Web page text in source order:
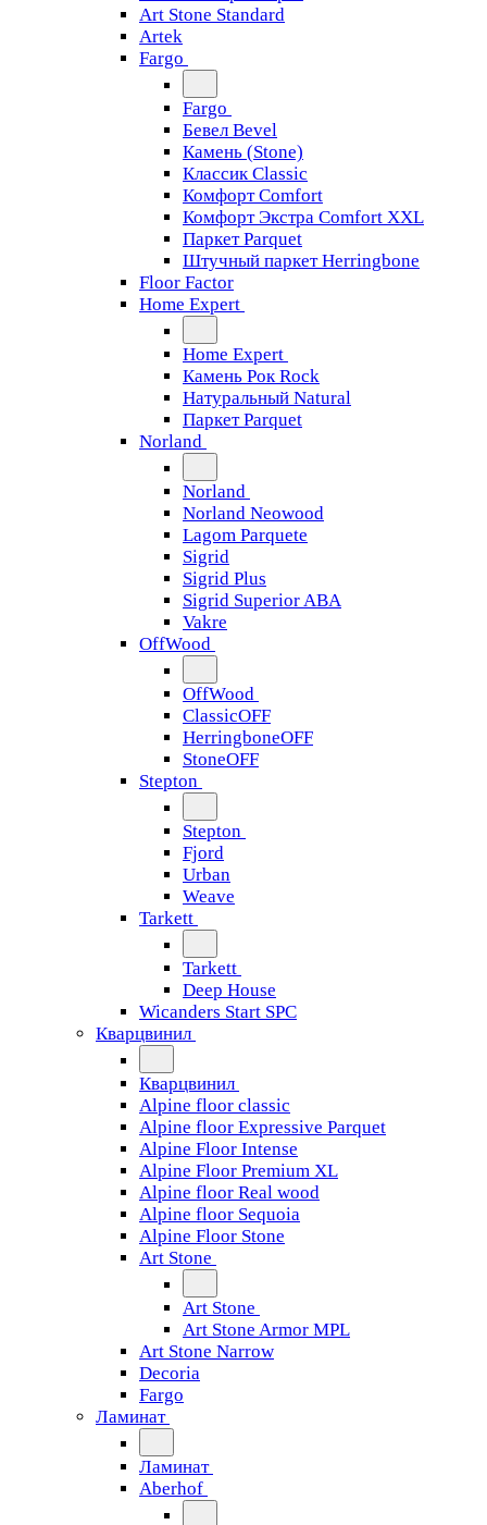
Art Stone Standard
Artek
Fargo
Fargo
Бевел Bevel
Камень (Stone)
Классик Classic
Комфорт Comfort
Комфорт Экстра Comfort XXL
Паркет Parquet
Штучный паркет Herringbone
Floor Factor
Home Expert
Home Expert
Камень Рок Rock
Натуральный Natural
Паркет Parquet
Norland
Norland
Norland Neowood
Lagom Parquete
Sigrid
Sigrid Plus
Sigrid Superior ABA
Vakre
OffWood
OffWood
ClassicOFF
HerringboneOFF
StoneOFF
Stepton
Stepton
Fjord
Urban
Weave
Tarkett
Tarkett
Deep House
Wicanders Start SPC
Кварцвинил
Кварцвинил
Alpine floor classic
Alpine floor Expressive Parquet
Alpine Floor Intense
Alpine Floor Premium XL
Alpine floor Real wood
Alpine floor Sequoia
Alpine Floor Stone
Art Stone
Art Stone
Art Stone Armor MPL
Art Stone Narrow
Decoria
Fargo
Ламинат
Ламинат
Aberhof